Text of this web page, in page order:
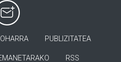
PUBLIZITATEA
RSS